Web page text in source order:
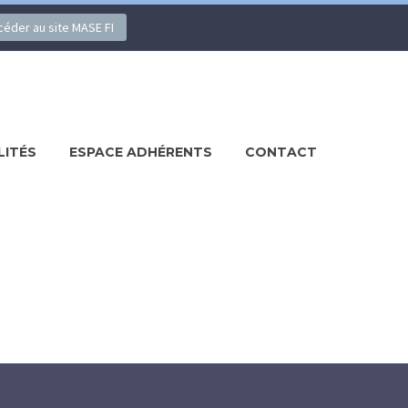
au site MASE FI
ESPACE ADHÉRENTS CONTACT